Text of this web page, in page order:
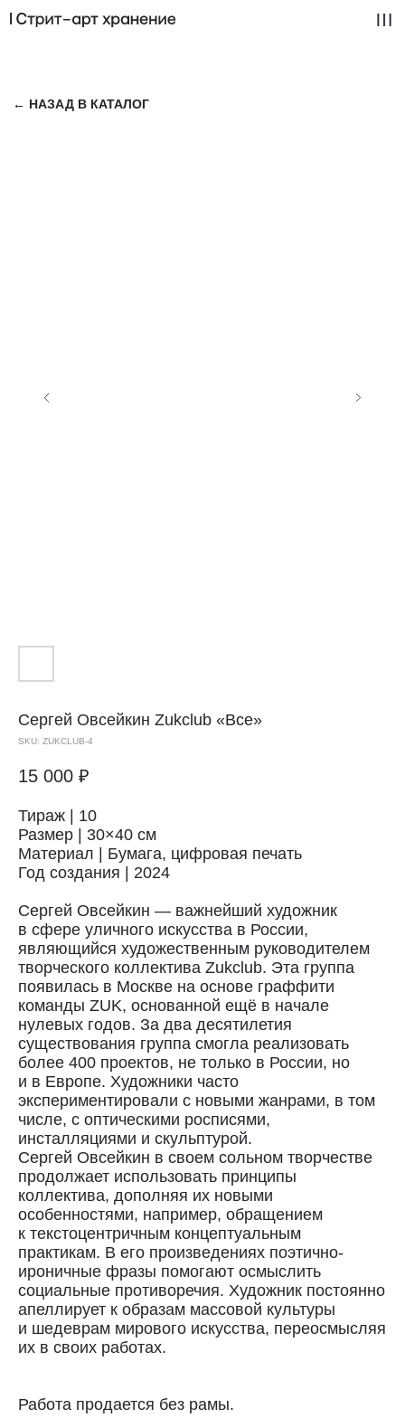
Сергей Овсейкин Zukclub «Все»
SKU: ZUKCLUB-4
15 000 ₽
Тираж | 10
Размер | 30×40 см
Материал | Бумага, цифровая печать
Год создания | 2024
Сергей Овсейкин — важнейший художник
в сфере уличного искусства в России,
являющийся художественным руководителем
творческого коллектива Zukclub. Эта группа
появилась в Москве на основе граффити
команды ZUK, оcнованной ещё в начале
нулевых годов. За два десятилетия
существования группа смогла реализовать
более 400 проектов, не только в России, но
и в Европе. Художники часто
экспериментировали с новыми жанрами, в том
числе, с оптическими росписями,
инсталляциями и скульптурой.
Сергей Овсейкин в своем сольном творчестве
продолжает использовать принципы
коллектива, дополняя их новыми
особенностями, например, обращением
к текстоцентричным концептуальным
практикам. В его произведениях поэтично-
ироничные фразы помогают осмыслить
социальные противоречия. Художник постоянно
апеллирует к образам массовой культуры
и шедеврам мирового искусства, переосмысляя
их в своих работах.
Работа продается без рамы.
Доставка осуществляется курьерской
службой СДЭК за счёт покупателя.
Сроки доставки: 2−3 дня по Санкт-
Петербургу и 3−8 дней по России.
Самовывоз из магазина в Санкт-
Петербурге возможен
по предварительной договорённости
+7 (921) 433-35-93
ПУБЛИЧНАЯ ОФЕРТА↗
Доставка